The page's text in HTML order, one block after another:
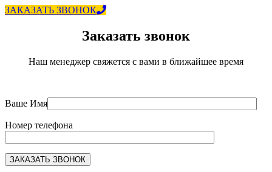
ЗАКАЗАТЬ ЗВОНОК
Заказать звонок
Наш менеджер свяжется с вами в ближайшее время
Ваше Имя
Номер телефона